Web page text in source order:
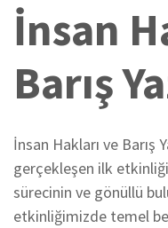
İnsan
Barış
İnsan Hakları ve Barış
gerçekleşen ilk
sürecinin ve gönüllü
etkinliğimizde temel